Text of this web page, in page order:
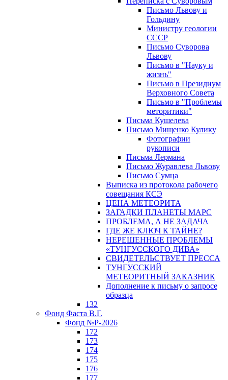
Письмо Львову и
Гольдину
Министру геологии
СССР
Письмо Суворова
Львову
Письмо в "Науку и
жизнь"
Письмо в Президиум
Верховного Совета
Письмо в "Проблемы
меторитики"
Письма Кушелева
Письмо Мищенко Кулику
Фотографии
рукописи
Письма Лермана
Письмо Журавлева Львову
Письмо Сумца
Выписка из протокола рабочего
совещания КСЭ
ЦЕНА МЕТЕОРИТА
ЗАГАДКИ ПЛАНЕТЫ МАРС
ПРОБЛЕМА, А НЕ ЗАДАЧА
ГДЕ ЖЕ КЛЮЧ К ТАЙНЕ?
НЕРЕШЕННЫЕ ПРОБЛЕМЫ
«ТУНГУССКОГО ДИВА»
СВИДЕТЕЛЬСТВУЕТ ПРЕССА
ТУНГУССКИЙ
МЕТЕОРИТНЫЙ ЗАКАЗНИК
Дополнение к письму о запросе
образца
132
Фонд Фаста В.Г.
Фонд №Р-2026
172
173
174
175
176
177